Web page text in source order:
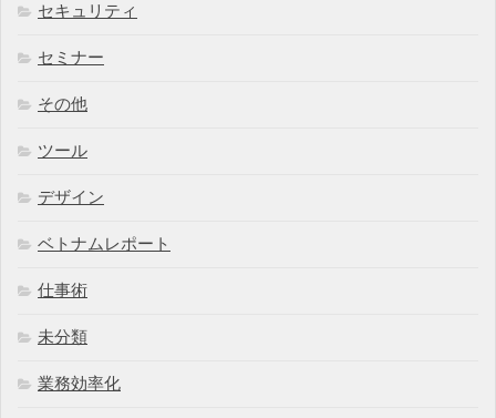
セキュリティ
セミナー
その他
ツール
デザイン
ベトナムレポート
仕事術
未分類
業務効率化